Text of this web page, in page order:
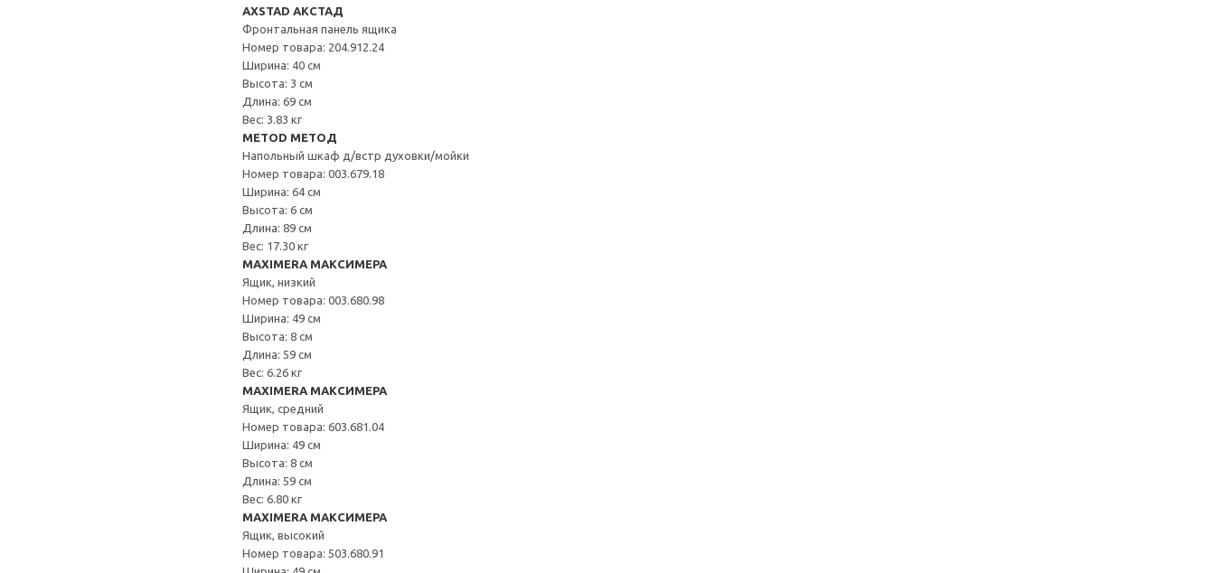
AXSTAD АКСТАД
Фронтальная панель ящика
Номер товара: 204.912.24
Ширина: 40 см
Высота: 3 см
Длина: 69 см
Вес: 3.83 кг
METOD МЕТОД
Напольный шкаф д/встр духовки/мойки
Номер товара: 003.679.18
Ширина: 64 см
Высота: 6 см
Длина: 89 см
Вес: 17.30 кг
MAXIMERA МАКСИМЕРА
Ящик, низкий
Номер товара: 003.680.98
Ширина: 49 см
Высота: 8 см
Длина: 59 см
Вес: 6.26 кг
MAXIMERA МАКСИМЕРА
Ящик, средний
Номер товара: 603.681.04
Ширина: 49 см
Высота: 8 см
Длина: 59 см
Вес: 6.80 кг
MAXIMERA МАКСИМЕРА
Ящик, высокий
Номер товара: 503.680.91